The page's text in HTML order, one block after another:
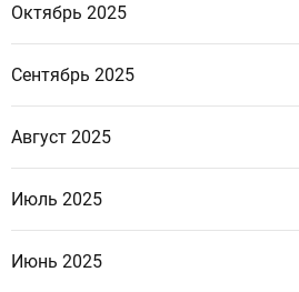
Октябрь 2025
Сентябрь 2025
Август 2025
Июль 2025
Июнь 2025